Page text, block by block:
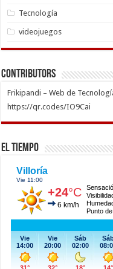
Tecnología
videojuegos
Contributors
Frikipandi – Web de
https://qr.codes/IO9Cai
El Tiempo